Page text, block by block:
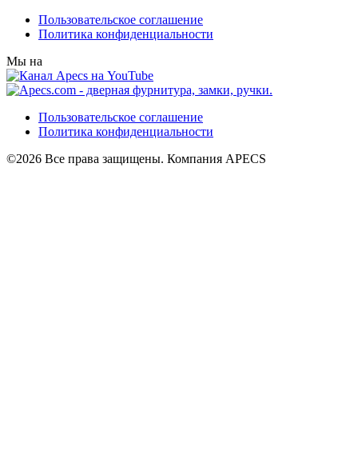
Пользовательское соглашение
Политика конфиденциальности
Мы на
Пользовательское соглашение
Политика конфиденциальности
©2026 Все права защищены. Компания APECS